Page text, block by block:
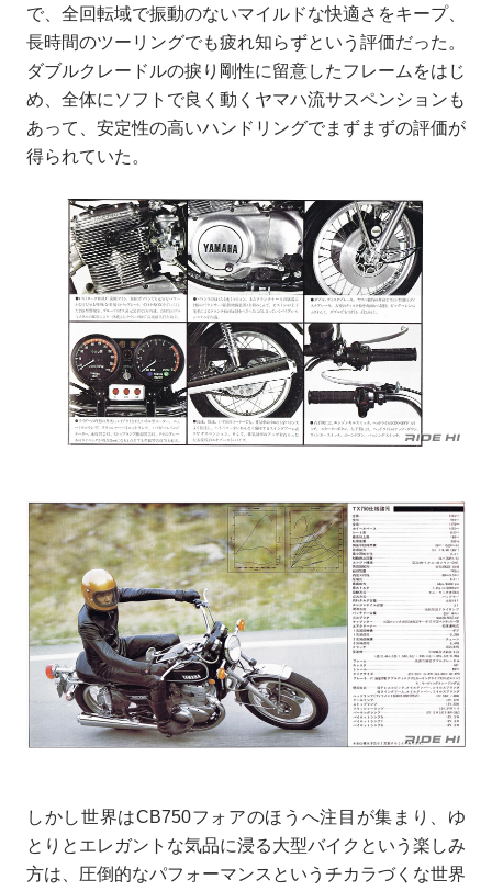
で、全回転域で振動のないマイルドな快適さをキープ、
長時間のツーリングでも疲れ知らずという評価だった。
ダブルクレードルの捩り剛性に留意したフレームをはじ
め、全体にソフトで良く動くヤマハ流サスペンションも
あって、安定性の高いハンドリングでまずまずの評価が
得られていた。
しかし世界はCB750フォアのほうへ注目が集まり、ゆ
とりとエレガントな気品に浸る大型バイクという楽しみ
方は、圧倒的なパフォーマンスというチカラづくな世界